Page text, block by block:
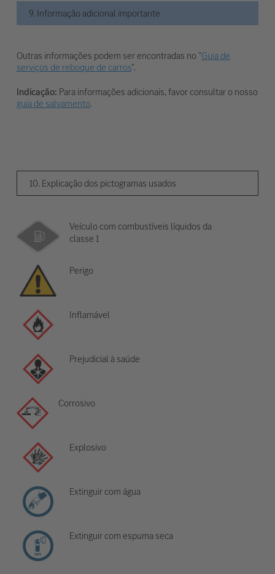
9. Informação adicional importante
Outras informações podem ser encontradas no "Guia de
serviços de reboque de carros".
Indicação: Para informações adicionais, favor consultar o nosso
guia de salvamento.
10. Explicação dos pictogramas usados
Veículo com combustíveis líquidos da
classe 1
Perigo
Inflamável
Prejudicial à saúde
Corrosivo
Explosivo
Extinguir com água
Extinguir com espuma seca